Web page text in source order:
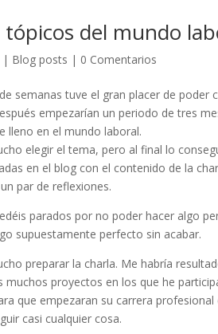
tópicos del mundo
| Blog posts | 0 Comentarios
semanas tuve el gran placer de
empezarían un periodo de tres
lleno en el mundo laboral.
elegir el tema, pero al final lo
en el blog con el contenido de la
par de reflexiones.
parados por no poder hacer algo
supuestamente perfecto sin acabar.
preparar la charla. Me habría
muchos proyectos en los que he
que empezaran su carrera
casi cualquier cosa.